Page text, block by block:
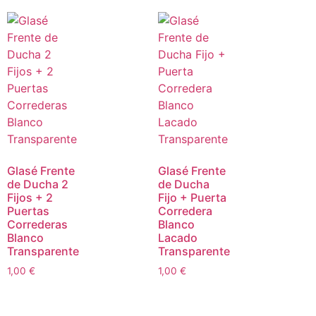
Glasé Frente
de Ducha 2
Fijos + 2
Puertas
Correderas
Blanco
Transparente
1,00 €
Glasé Frente
de Ducha
Fijo + Puerta
Corredera
Blanco
Lacado
Transparente
1,00 €